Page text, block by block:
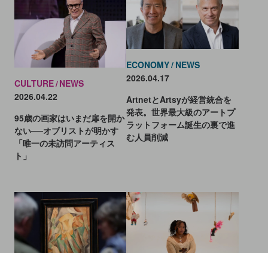
CULTURE NEWS
2026.04.22
95歳の画家はいまだ扉を開か
ない──オブリストが明かす
「唯一の未訪問アーティス
ト」
ECONOMY NEWS
2026.04.17
ArtnetとArtsyが経営統合を
発表。世界最大級のアートプ
ラットフォーム誕生の裏で進
む人員削減